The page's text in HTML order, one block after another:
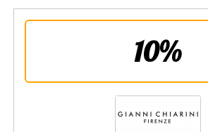
10%